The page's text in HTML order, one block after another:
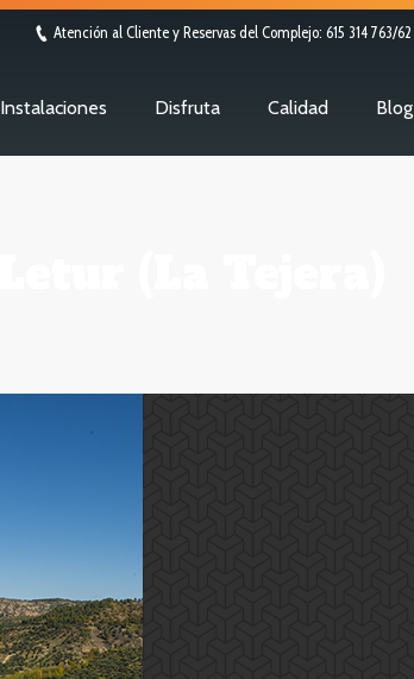
Atención al Cliente y Reservas del Complejo: 615 314 763/62
Instalaciones Disfruta Calidad Blog